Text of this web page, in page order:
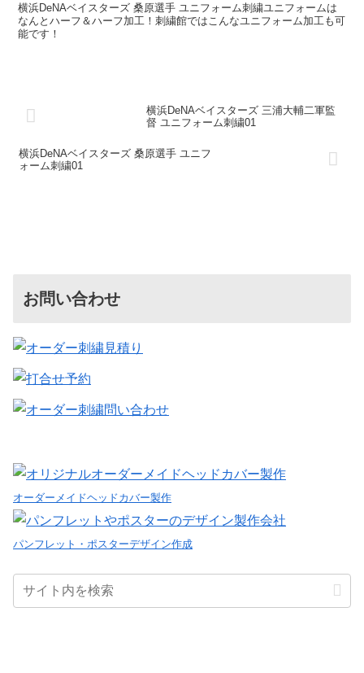
横浜DeNAベイスターズ 桑原選手 ユニフォーム刺繍ユニフォームは
なんとハーフ＆ハーフ加工！刺繍館ではこんなユニフォーム加工も可
能です！
横浜DeNAベイスターズ 三浦大輔二軍監
督 ユニフォーム刺繍01
横浜DeNAベイスターズ 桑原選手 ユニフ
ォーム刺繍01
お問い合わせ
オーダーメイドヘッドカバー製作
パンフレット・ポスターデザイン作成